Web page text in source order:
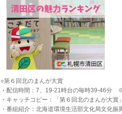
○第６回北のまんが大賞
・配信時間：7、19-21時台の毎時39-46分
・キャッチコピー：「第６回北のまんが大
・番組紹介：北海道環境生活部文化局文化